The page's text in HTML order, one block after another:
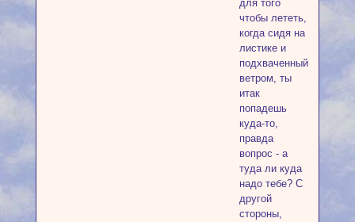
для того
чтобы лететь,
когда сидя на
листике и
подхваченный
ветром, ты
итак
попадешь
куда-то,
правда
вопрос - а
туда ли куда
надо тебе? С
другой
стороны,